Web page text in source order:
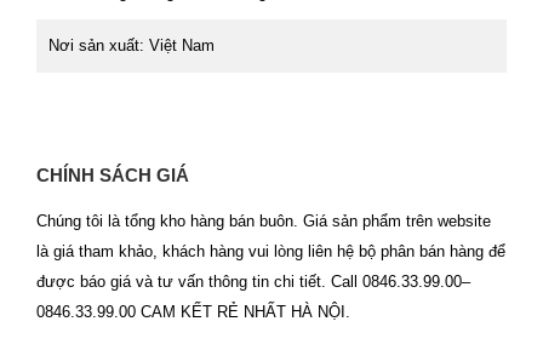
Nơi sản xuất: Việt Nam
CHÍNH SÁCH GIÁ
Chúng tôi là tổng kho hàng bán buôn. Giá sản phẩm trên website
là giá tham khảo, khách hàng vui lòng liên hệ bộ phân bán hàng để
được báo giá và tư vấn thông tin chi tiết. Call 0846.33.99.00–
0846.33.99.00 CAM KẾT RẺ NHẤT HÀ NỘI.